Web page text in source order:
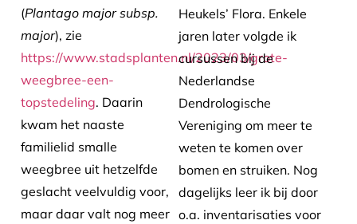
(Plantago major subsp.
major), zie
https://www.stadsplanten.nl/2023/03/grote-
weegbree-een-
topstedeling. Daarin
kwam het naaste
familielid smalle
weegbree uit hetzelfde
geslacht veelvuldig voor,
maar daar valt nog meer
Heukels’ Flora. Enkele
jaren later volgde ik
cursussen bij de
Nederlandse
Dendrologische
Vereniging om meer te
weten te komen over
bomen en struiken. Nog
dagelijks leer ik bij door
o.a. inventarisaties voor